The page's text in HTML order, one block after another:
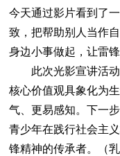
今天通过影片看到了
致，把帮助别人当作
身边小事做起，让雷
此次光影宣讲活动
核心价值观具象化为
气、更易感知。下一
青少年在践行社会主
锋精神的传承者。（